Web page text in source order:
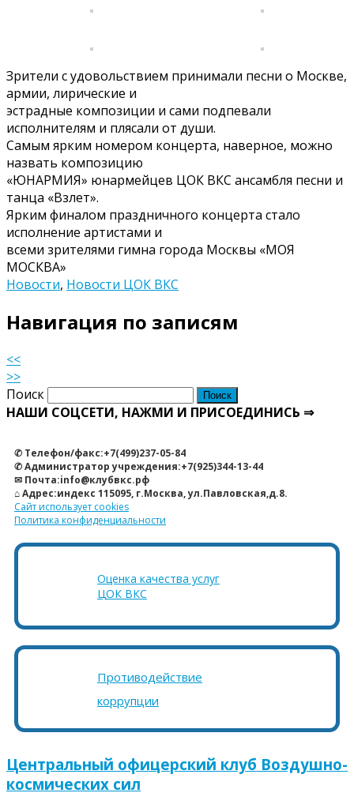
Зрители с удовольствием принимали песни о Москве,
армии, лирические и
эстрадные композиции и сами подпевали
исполнителям и плясали от души.
Самым ярким номером концерта, наверное, можно
назвать композицию
«ЮНАРМИЯ» юнармейцев ЦОК ВКС ансамбля песни и
танца «Взлет».
Ярким финалом праздничного концерта стало
исполнение артистами и
всеми зрителями гимна города Москвы «МОЯ
МОСКВА»
Новости, Новости ЦОК ВКС
Навигация по записям
<<
>>
Поиск
НАШИ СОЦСЕТИ, НАЖМИ И ПРИСОЕДИНИСЬ ⇒
✆ Телефон/факс:+7(499)237-05-84
✆ Администратор учреждения:+7(925)344-13-44
✉ Почта:info@клубвкс.рф
⌂ Адрес:индекс 115095, г.Москва, ул.Павловская,д.8.
Сайт использует cookies
Политика конфиденциальности
Оценка качества услуг
ЦОК ВКС
Противодействие
коррупции
Центральный офицерский клуб Воздушно-
космических сил